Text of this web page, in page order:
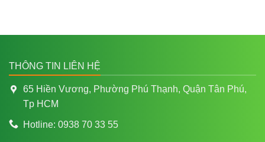
THÔNG TIN LIÊN HỆ
65 Hiền Vương, Phường Phú Thạnh, Quận Tân Phú,
Tp HCM
Hotline: 0938 70 33 55